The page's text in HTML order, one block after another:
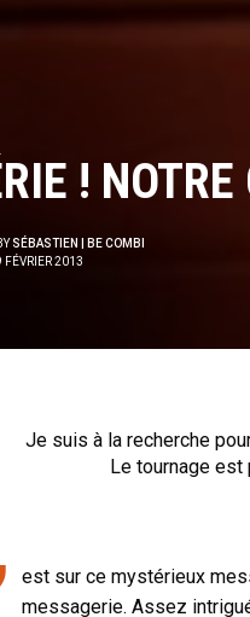
!
SÉBASTIEN | BE COMBI
FÉVRIER 2013
Je suis à la recherche
Le tournage est
est sur ce mystérieux
messagerie. Assez